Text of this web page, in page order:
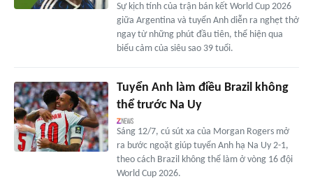
Sự kịch tính của trận bán kết World Cup 2026
giữa Argentina và tuyển Anh diễn ra nghẹt thở
ngay từ những phút đầu tiên, thể hiện qua
biểu cảm của siêu sao 39 tuổi.
Tuyển Anh làm điều Brazil không
thể trước Na Uy
Sáng 12/7, cú sút xa của Morgan Rogers mở
ra bước ngoặt giúp tuyển Anh hạ Na Uy 2-1,
theo cách Brazil không thể làm ở vòng 16 đội
World Cup 2026.